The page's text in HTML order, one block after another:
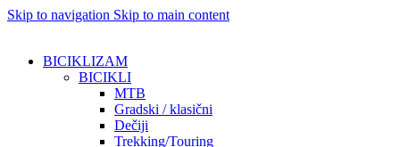
Skip to navigation Skip to main content
BICIKLIZAM
BICIKLI
MTB
Gradski / klasični
Dečiji
Trekking/Touring